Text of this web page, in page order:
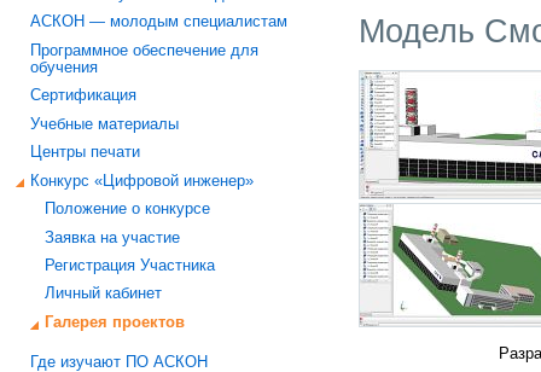
АСКОН — молодым специалистам
Программное обеспечение для
обучения
Сертификация
Учебные материалы
Центры печати
Конкурс «Цифровой инженер»
Положение о конкурсе
Заявка на участие
Регистрация Участника
Личный кабинет
Галерея проектов
Где изучают ПО АСКОН
Модель